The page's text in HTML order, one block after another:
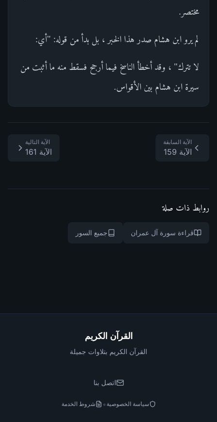
مختصر.
لم يرو ابن هشام صدر هذا الخبر ، بل بدأ من قوله: "أي:
لا تترك" ، وقد أخطأ الناسخ فيما أرجح فسقط منه ما أثبت من
سيرة ابن هشام بين الأقواس.
الآية السابقة
الآية 159
الآية التالية
الآية 161
روابط ذات صلة
قراءة سورة آل عمران جميع السور
القرآن الكريم
القرآن الكريم بتلاوات جميلة
اتصل بنا
سياسة الخصوصية • شروط الخدمة